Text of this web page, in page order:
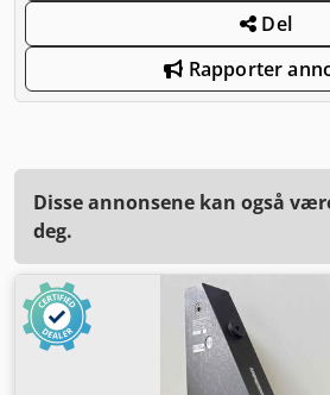
Del
Rapporter
Disse annonsene kan også
deg.